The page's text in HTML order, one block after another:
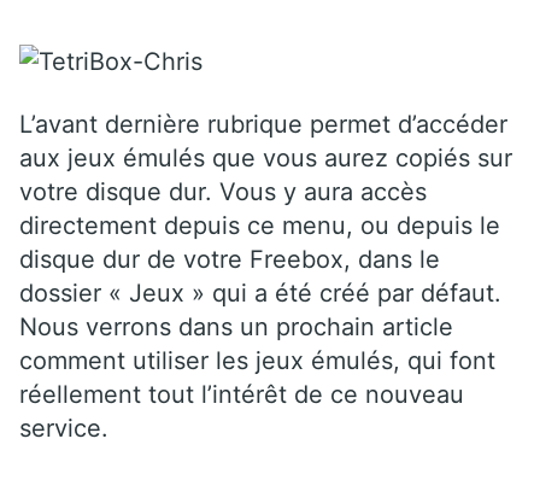
L’avant dernière rubrique permet d’accéder
aux jeux émulés que vous aurez copiés sur
votre disque dur. Vous y aura accès
directement depuis ce menu, ou depuis le
disque dur de votre Freebox, dans le
dossier « Jeux » qui a été créé par défaut.
Nous verrons dans un prochain article
comment utiliser les jeux émulés, qui font
réellement tout l’intérêt de ce nouveau
service.